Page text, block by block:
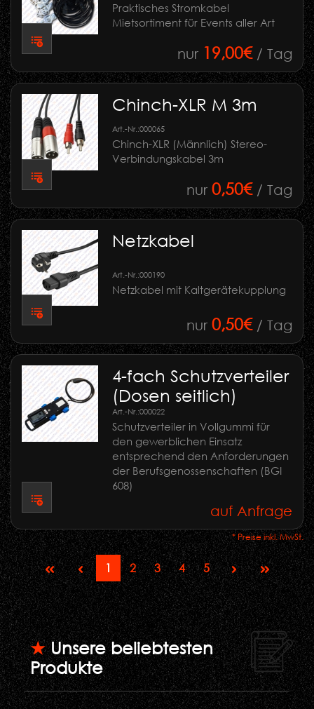
Praktisches Stromkabel
Mietsortiment für Events aller Art
nur 19,00€/ Tag
Chinch-XLR M 3m
Chinch-XLR (Männlich) Stereo-
Verbindungskabel 3m
Art.-Nr.:000065
nur 0,50€/ Tag
Netzkabel
Netzkabel mit Kaltgerätekupplung
Art.-Nr.:000190
nur 0,50€/ Tag
4-fach Schutzverteiler
(Dosen seitlich)
Schutzverteiler in Vollgummi für
den gewerblichen Einsatz
entsprechend den Anforderungen
der Berufsgenossenschaften (BGI
608)
Art.-Nr.:000022
auf Anfrage
* Preise inkl. MwSt.
1 2 3 4 5
★Unsere beliebtesten
Produkte